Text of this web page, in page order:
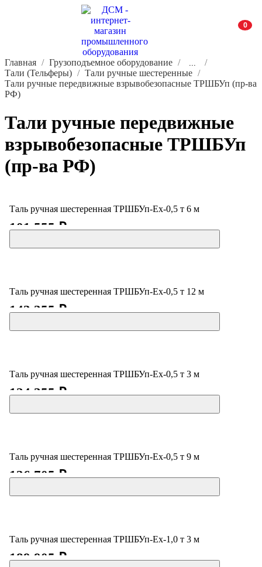
0
Главная Грузоподъемное оборудование ...
Тали (Тельферы)
Тали ручные шестеренные
Тали ручные передвижные взрывобезопасные ТРШБУп (пр-ва
РФ)
Тали ручные передвижные
взрывобезопасные ТРШБУп
(пр-ва РФ)
Таль ручная шестеренная ТРШБУп-Ех-0,5 т 6 м
101 555 ₽
Таль ручная шестеренная ТРШБУп-Ех-0,5 т 12 м
143 355 ₽
Таль ручная шестеренная ТРШБУп-Ех-0,5 т 3 м
124 355 ₽
Таль ручная шестеренная ТРШБУп-Ех-0,5 т 9 м
136 705 ₽
Таль ручная шестеренная ТРШБУп-Ех-1,0 т 3 м
189 905 ₽